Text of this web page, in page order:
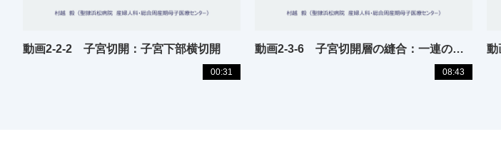
動画2-2-2 子宮切開：子宮下部横切開
00:31
動画2-3-6 子宮切開層の縫合：一連の流れ
08:43
動